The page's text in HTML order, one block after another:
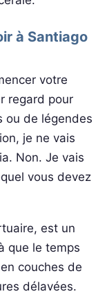
à Santiago
votre
regard pour
ou de légendes
je ne vais
Non. Je vais
vous devez
est un
que le temps
couches de
délavées.